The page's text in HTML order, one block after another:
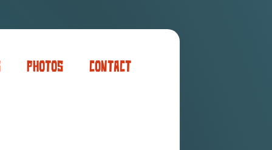
Photos Contact